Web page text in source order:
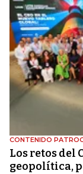
CONTENIDO
Los retos del
geopolítica,